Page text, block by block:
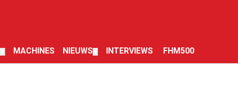
MACHINES NIEUWS INTERVIEWS FHM500